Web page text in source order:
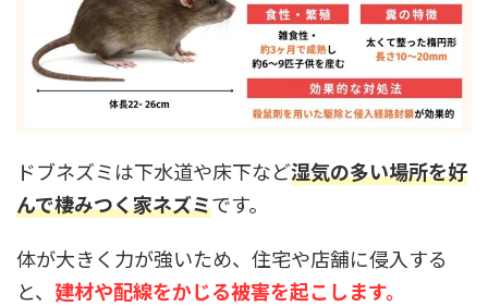
ドブネズミは下水道や床下など湿気の多い場所を好
んで棲みつく家ネズミです。
体が大きく力が強いため、住宅や店舗に侵入する
と、 建材や配線をかじる被害を起こします。